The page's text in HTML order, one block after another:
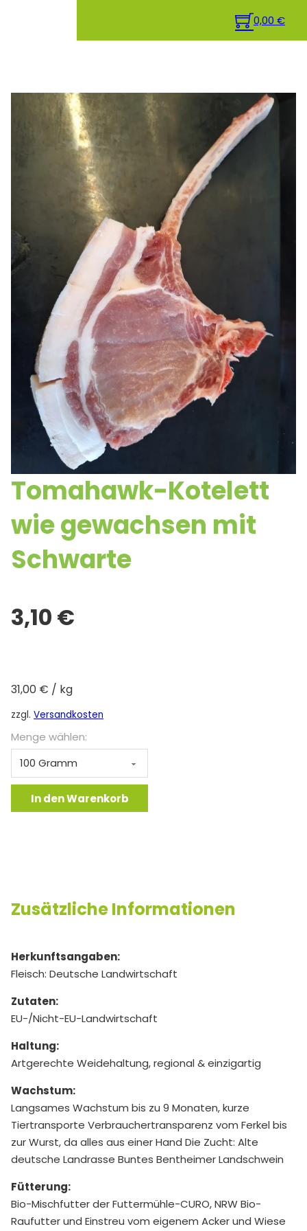
0,00 €
Tomahawk-Kotelett
wie gewachsen mit
Schwarte
3,10 €
31,00 € / kg
zzgl. Versandkosten
Menge wählen:
Tomahawk-Kotelett wie gewachsen mit Schwarte Menge
In den Warenkorb
Zusätzliche Informationen
Herkunftsangaben:
Fleisch: Deutsche Landwirtschaft
Zutaten:
EU-/Nicht-EU-Landwirtschaft
Haltung:
Artgerechte Weidehaltung, regional & einzigartig
Wachstum:
Langsames Wachstum bis zu 9 Monaten, kurze
Tiertransporte Verbrauchertransparenz vom Ferkel bis
zur Wurst, da alles aus einer Hand Die Zucht: Alte
deutsche Landrasse Buntes Bentheimer Landschwein
Fütterung:
Bio-Mischfutter der Futtermühle-CURO, NRW Bio-
Raufutter und Einstreu vom eigenem Acker und Wiese